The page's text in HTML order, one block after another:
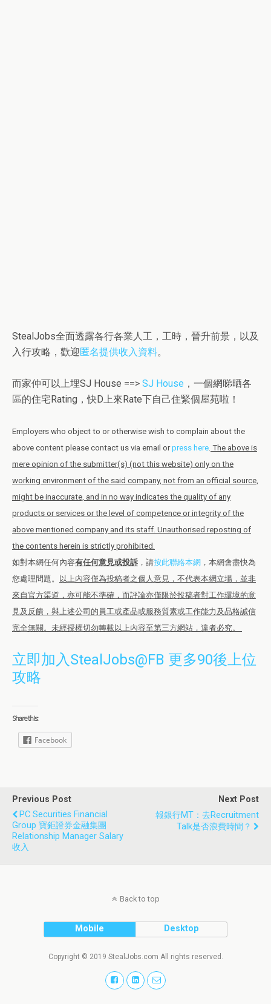
StealJobs全面透露各行各業人工，工時，晉升前景，以及
入行攻略，歡迎 匿名提供收入資料。
而家仲可以上埋SJ House ==> SJ House ，一個網睇晒各
區的住宅Rating，快D上來Rate下自己住緊個屋苑啦！
Employers who object to or otherwise wish to complain about the
above content please contact us via email orpress here. The above is
mere opinion of the submitter(s) (not this website) only on the
working environment of the said company, not from an official source,
might be inaccurate, and in no way indicates the quality of any
products or services or the level of competence or integrity of the
above mentioned company and its staff. Unauthorised reposting of
the contents herein is strictly prohibited.
如對本網任何內容有任何意見或投訴 ，請按此聯絡本網 ，本網會盡快為
您處理問題。
以上內容僅為投稿者之個人意見，不代表本網立場，並非
來自官方渠道，亦可能不準確，而評論亦僅限於投稿者對工作環境的意
見及反饋，與上述公司的員工或產品或服務質素或工作能力及品格誠信
完全無關。未經授權切勿轉載以上內容至第三方網站，違者必究。
立即加入StealJobs@FB 更多90後上位
攻略
Share this:
Facebook
Previous Post
PC Securities Financial
Group 寶鉅證券金融集團
Relationship Manager Salary
收入
Next Post
報銀行MT：去Recruitment
Talk是否浪費時間？
Back to top
Mobile Desktop
Copyright © 2019 StealJobs.com All rights reserved.